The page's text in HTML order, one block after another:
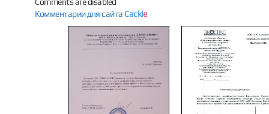
Комментарии для сайта Cackle